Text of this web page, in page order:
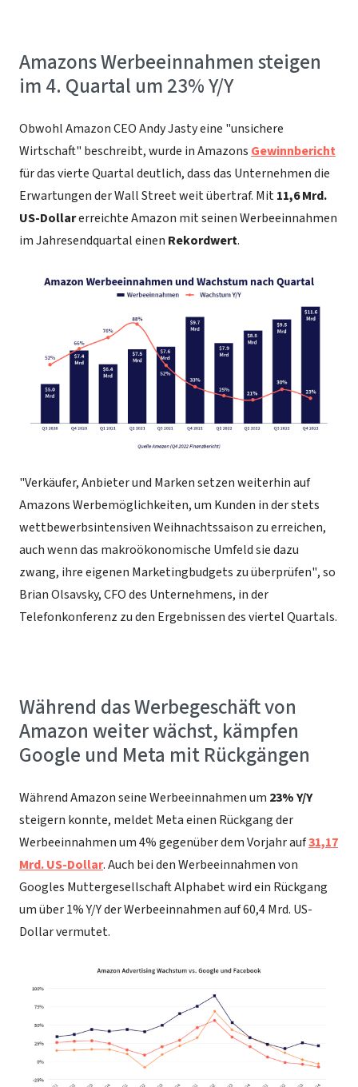
Amazons Werbeeinnahmen steigen
im 4. Quartal um 23% Y/Y
Obwohl Amazon CEO Andy Jasty eine "unsichere
Wirtschaft" beschreibt, wurde in Amazons Gewinnbericht
für das vierte Quartal deutlich, dass das Unternehmen die
Erwartungen der Wall Street weit übertraf. Mit11,6 Mrd.
US-Dollarerreichte Amazon mit seinen Werbeeinnahmen
im Jahresendquartal einen Rekordwert.
"Verkäufer, Anbieter und Marken setzen weiterhin auf
Amazons Werbemöglichkeiten, um Kunden in der stets
wettbewerbsintensiven Weihnachtssaison zu erreichen,
auch wenn das makroökonomische Umfeld sie dazu
zwang, ihre eigenen Marketingbudgets zu überprüfen", so
Brian Olsavsky, CFO des Unternehmens, in der
Telefonkonferenz zu den Ergebnissen des viertel Quartals.
Während das Werbegeschäft von
Amazon weiter wächst, kämpfen
Google und Meta mit Rückgängen
Während Amazon seine Werbeeinnahmen um 23% Y/Y
steigern konnte, meldet Meta einen Rückgang der
Werbeeinnahmen um 4% gegenüber dem Vorjahr auf31,17
Mrd. US-Dollar. Auch bei den Werbeeinnahmen von
Googles Muttergesellschaft Alphabet wird ein Rückgang
um über 1% Y/Y der Werbeeinnahmen auf 60,4 Mrd. US-
Dollar vermutet.